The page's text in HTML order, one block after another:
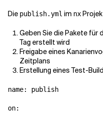
Die publish.yml im nx
Geben Sie die Pakete für
Tag erstellt wird
Freigabe eines
Zeitplans
Erstellung eines Test-
name: publish
on: